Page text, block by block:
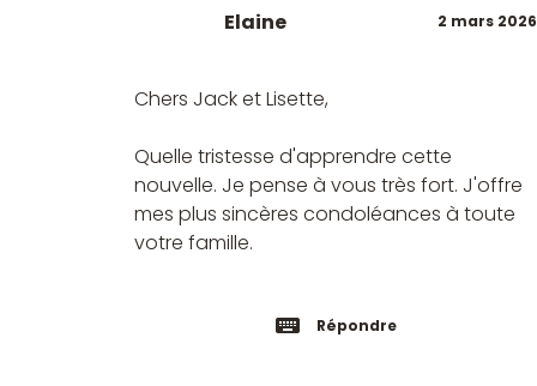
2 mars 2026
Elaine
Chers Jack et Lisette,
Quelle tristesse d'apprendre cette
nouvelle. Je pense à vous très fort. J'offre
mes plus sincères condoléances à toute
votre famille.
Répondre